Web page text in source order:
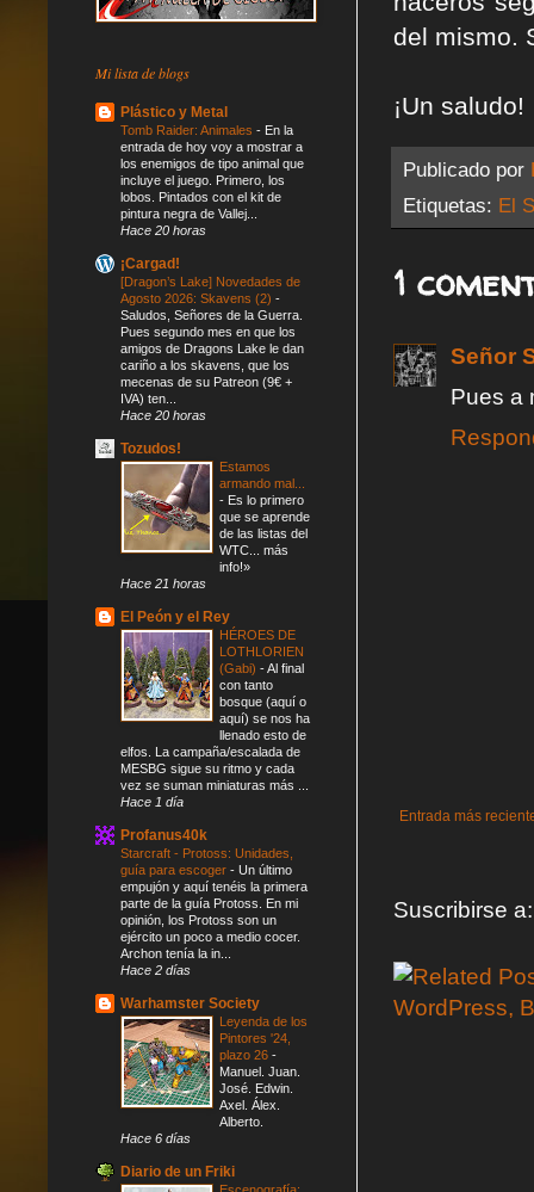
del mismo.
¡Un saludo!
Publicado por
Etiquetas: El
1
Señor
Pues a
Entrada más
Suscribirse
Mi lista de blogs
Plástico y Metal
Tomb Raider: Animales - En la
entrada de hoy voy a mostrar a
los enemigos de tipo animal que
incluye el juego. Primero, los
lobos. Pintados con el kit de
pintura negra de Vallej...
Hace 20 horas
¡Cargad!
[Dragon’s Lake] Novedades de
Agosto 2026: Skavens (2) -
Saludos, Señores de la Guerra.
Pues segundo mes en que los
amigos de Dragons Lake le dan
cariño a los skavens, que los
mecenas de su Patreon (9€ +
IVA) ten...
Hace 20 horas
Tozudos!
Estamos
armando mal...
- Es lo primero
que se aprende
de las listas del
WTC... más
info!»
Hace 21 horas
El Peón y el Rey
HÉROES DE
LOTHLORIEN
(Gabi) -Al final
con tanto
bosque (aquí o
aquí) se nos ha
llenado esto de
elfos. La campaña/escalada de
MESBG sigue su ritmo y cada
vez se suman miniaturas más ...
Hace 1 día
Profanus40k
Starcraft - Protoss: Unidades,
guía para escoger - Un último
empujón y aquí tenéis la primera
parte de la guía Protoss. En mi
opinión, los Protoss son un
ejército un poco a medio cocer.
Archon tenía la in...
Hace 2 días
Warhamster Society
Leyenda de los
Pintores '24,
plazo 26 -
Manuel. Juan.
José. Edwin.
Axel. Álex.
Alberto.
Hace 6 días
Diario de un Friki